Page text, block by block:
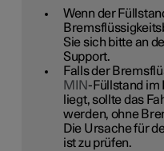
Wenn der
Sie sich bitte an
Support.
Falls der
MIN-Füllstand im
liegt, sollte das
werden, ohne
Die Ursache für
ist zu prüfen.